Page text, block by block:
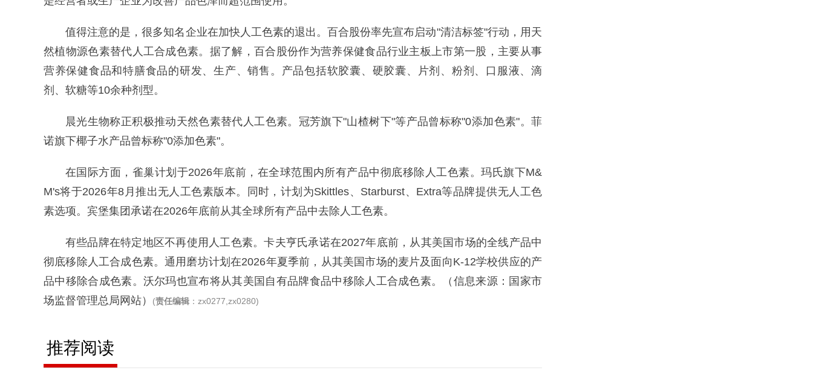
值得注意的是，很多知名企业在加快人工色素的退出。百合股份率先宣布启动"清洁标签"行动，用天
然植物源色素替代人工合成色素。据了解，百合股份作为营养保健食品行业主板上市第一股，主要从事
营养保健食品和特膳食品的研发、生产、销售。产品包括软胶囊、硬胶囊、片剂、粉剂、口服液、滴
剂、软糖等10余种剂型。
晨光生物称正积极推动天然色素替代人工色素。冠芳旗下"山楂树下"等产品曾标称"0添加色素"。菲
诺旗下椰子水产品曾标称"0添加色素"。
在国际方面，雀巢计划于2026年底前，在全球范围内所有产品中彻底移除人工色素。玛氏旗下M&
M's将于2026年8月推出无人工色素版本。同时，计划为Skittles、Starburst、Extra等品牌提供无人工色
素选项。宾堡集团承诺在2026年底前从其全球所有产品中去除人工色素。
有些品牌在特定地区不再使用人工色素。卡夫亨氏承诺在2027年底前，从其美国市场的全线产品中
彻底移除人工合成色素。通用磨坊计划在2026年夏季前，从其美国市场的麦片及面向K-12学校供应的产
品中移除合成色素。沃尔玛也宣布将从其美国自有品牌食品中移除人工合成色素。（信息来源：国家市
场监督管理总局网站）
(责任编辑 ：zx0277,zx0280)
推荐阅读